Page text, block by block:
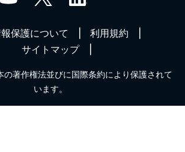
保護について
利用規約
サイトマップ
の著作権法並びに国際条約により保護されて
います。